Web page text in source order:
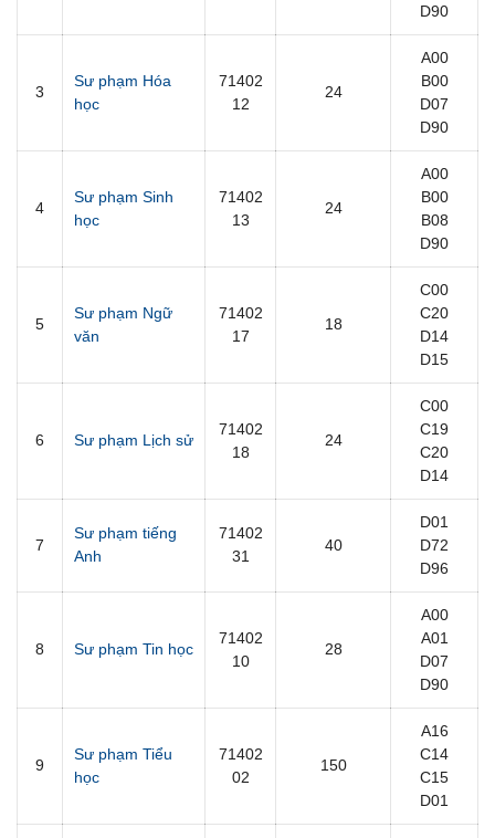
D90
3
Sư phạm Hóa
học
71402
12
24
A00
B00
D07
D90
4
Sư phạm Sinh
học
71402
13
24
A00
B00
B08
D90
5
Sư phạm Ngữ
văn
71402
17
18
C00
C20
D14
D15
6 Sư phạm Lịch sử
71402
18
24
C00
C19
C20
D14
7
Sư phạm tiếng
Anh
71402
31
40
D01
D72
D96
8 Sư phạm Tin học
71402
10
28
A00
A01
D07
D90
9
Sư phạm Tiểu
học
71402
02
150
A16
C14
C15
D01